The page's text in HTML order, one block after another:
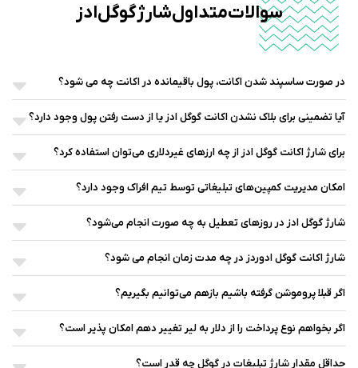
سوالات متداول شارژ گوگل ادز
در صورت ساسپند شدن اکانت، پول باقیمانده در اکانت چه می شود؟
آیا تضمینی برای بلاک نشدن اکانت گوگل ادز یا از دست رفتن پول وجود دارد؟
برای شارژ اکانت گوگل ادز از چه ارزهای غیردلاری می‌توان استفاده کرد؟
امکان مدیریت کمپین‌های تبلیغاتی توسط تیم افراک وجود دارد؟
شارژ گوگل ادز در روزهای تعطیل به چه صورت انجام می‌شود؟
شارژ اکانت گوگل ادوردز در چه مدت زمان انجام می شود؟
اگر قبلا پروموشن گرفته باشیم بازهم می‌توانیم بگیریم؟
اگر بخواهم نوع پرداخت را از دلار به لیر تغییر دهم امکان پذیر است؟
حداقل مقدار شارژ تبلیغات در گوگل چه قدر است؟